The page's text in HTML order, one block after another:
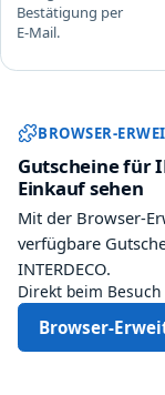
Bestätigung per
E-Mail.
Sparwat
BROWSER-
Gutscheine für
Einkauf sehen
Mit der Browser-
verfügbare
INTERDECO.
Direkt beim
Browser-